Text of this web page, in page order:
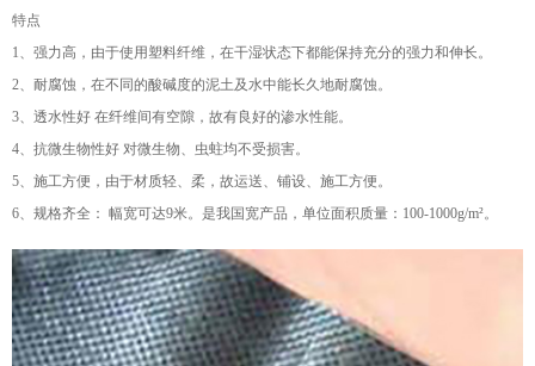
特点
1、强力高，由于使用塑料纤维，在干湿状态下都能保持充分的强力和伸长。
2、耐腐蚀，在不同的酸碱度的泥土及水中能长久地耐腐蚀。
3、透水性好 在纤维间有空隙，故有良好的渗水性能。
4、抗微生物性好 对微生物、虫蛀均不受损害。
5、施工方便，由于材质轻、柔，故运送、铺设、施工方便。
6、规格齐全： 幅宽可达9米。是我国宽产品，单位面积质量：100-1000g/m²。